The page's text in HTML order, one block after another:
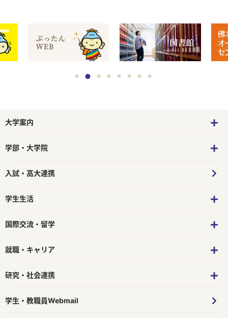
大学案内
学部・大学院
入試・高大連携
学生生活
国際交流・留学
就職・キャリア
研究・社会連携
学生・教職員Webmail